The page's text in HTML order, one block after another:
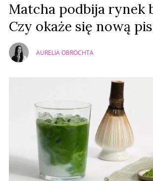
Matcha podbija rynek
Czy okaże się nową
AURELIA OBROCHTA